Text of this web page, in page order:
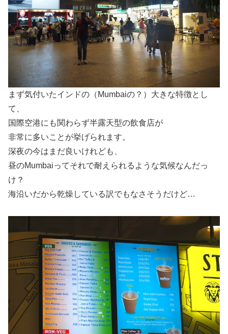
まず気付いたインドの（Mumbaiの？）大きな特徴とし
て、
国際空港にも関わらず半露天型の飲食店が
非常に多いことが挙げられます。
深夜の今はまだ良いけれども、
昼のMumbaiってそれで耐えられるような気候なんだっ
け？
海沿いだから乾燥している訳でもなさそうだけど…